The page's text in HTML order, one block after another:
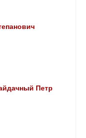
Петр